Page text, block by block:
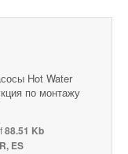
Hot Water
по монтажу
88.51 Kb
ES